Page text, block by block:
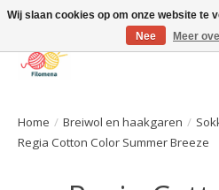
Home / Breiwol en haakgaren /
Regia Cotton Color Summer Breeze
Wij slaan cookies op om onze website te
Nee
Meer